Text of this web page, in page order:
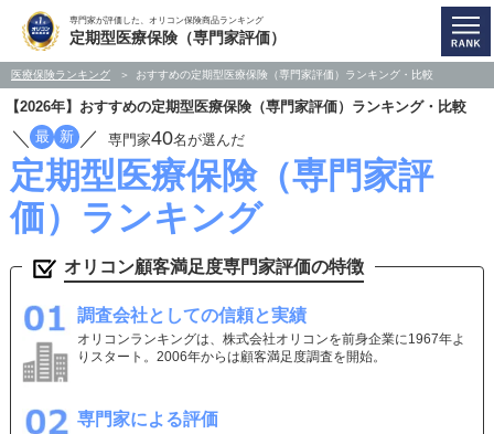
専門家が評価した、オリコン保険商品ランキング
定期型医療保険（専門家評価）
医療保険ランキング おすすめの定期型医療保険（専門家評価）ランキング・比較
【2026年】おすすめの定期型医療保険（専門家評価）ランキング・比較
／ 最 新 ／ 専門家40名が選んだ
定期型医療保険（専門家評
価）ランキング
オリコン顧客満足度専門家評価の特徴
調査会社としての信頼と実績
オリコンランキングは、株式会社オリコンを前身企業に1967年よ
りスタート。2006年からは顧客満足度調査を開始。
専門家による評価